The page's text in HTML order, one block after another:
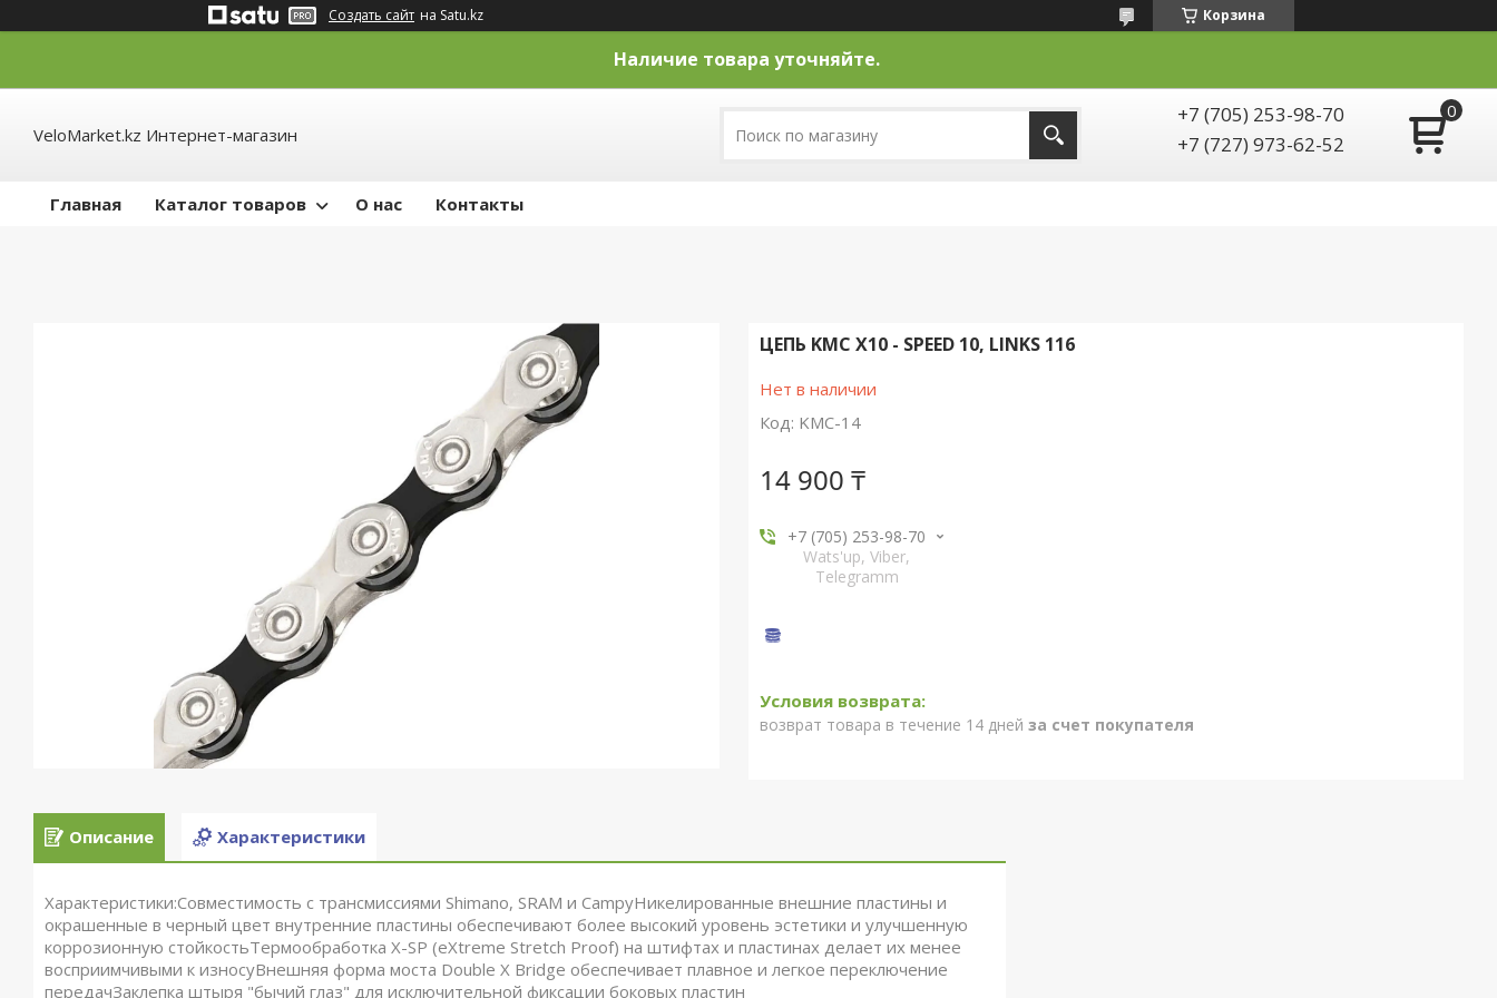
Создать сайт на Satu.kz Корзина
Наличие товара уточняйте.
VeloMarket.kz Интернет-магазин
+7 (705) 253-98-70
+7 (727) 973-62-52
Главная Каталог товаров О нас Контакты
ЦЕПЬ KMC X10 - SPEED 10, LINKS 116
Нет в наличии
Код: KMC-14
14 900 ₸
+7 (705) 253-98-70
Wats'up, Viber,
Telegramm
возврат товара в течение 14 дней за счет покупателя
Описание Характеристики
Характеристики:Совместимость с трансмиссиями Shimano, SRAM и CampyНикелированные внешние пластины и
окрашенные в черный цвет внутренние пластины обеспечивают более высокий уровень эстетики и улучшенную
коррозионную стойкостьТермообработка X-SP (eXtreme Stretch Proof) на штифтах и пластинах делает их менее
восприимчивыми к износуВнешняя форма моста Double X Bridge обеспечивает плавное и легкое переключение
передачЗаклепка штыря "бычий глаз" для исключительной фиксации боковых пластин